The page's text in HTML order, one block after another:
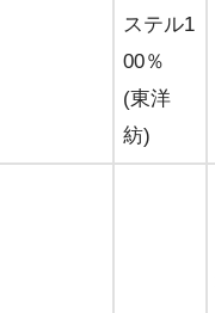
ステル1
00％
(東洋
紡)